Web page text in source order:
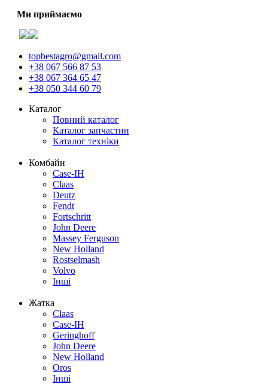
Ми приймаємо
topbestagro@gmail.com
+38 067 566 87 53
+38 067 364 65 47
+38 050 344 60 79
Каталог
Повний каталог
Каталог запчастин
Каталог техніки
Комбайн
Case-IH
Claas
Deutz
Fendt
Fortschritt
John Deere
Massey Ferguson
New Holland
Rostselmash
Volvo
Інші
Жатка
Claas
Case-IH
Geringhoff
John Deere
New Holland
Oros
Інші